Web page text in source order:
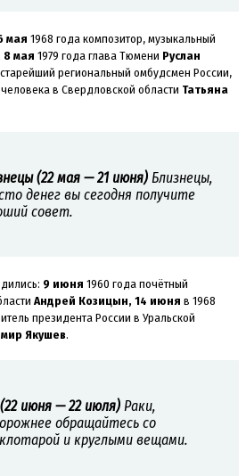
мая 1968 года композитор, музыкальный
мая 1979 года глава Тюмени Руслан
старейший региональный омбудсмен России,
в Свердловской области Татьяна
(22 мая — 21 июня) Близнецы,
денег вы сегодня получите
совет.
9 июня 1960 года почётный
Андрей Козицын, 14 июня в 1968
президента России в Уральской
Якушев.
июня — 22 июля) Раки,
обращайтесь со
и круглыми вещами.